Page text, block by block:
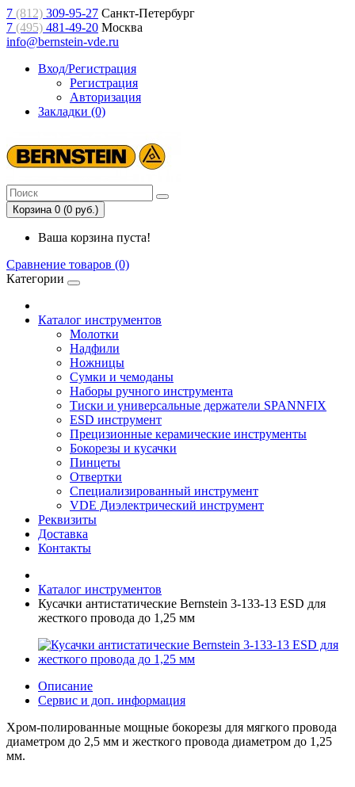
7 (812) 309-95-27 Санкт-Петербург
7 (495) 481-49-20 Москва
info@bernstein-vde.ru
Вход/Регистрация
Регистрация
Авторизация
Закладки (0)
Корзина 0 (0 руб.)
Ваша корзина пуста!
Сравнение товаров (0)
Категории
Каталог инструментов
Молотки
Надфили
Ножницы
Сумки и чемоданы
Наборы ручного инструмента
Тиски и универсальные держатели SPANNFIX
ESD инструмент
Прецизионные керамические инструменты
Бокорезы и кусачки
Пинцеты
Отвертки
Специализированный инструмент
VDE Диэлектрический инструмент
Реквизиты
Доставка
Контакты
Каталог инструментов
Кусачки антистатические Bernstein 3-133-13 ESD для
жесткого провода до 1,25 мм
Описание
Сервис и доп. информация
Хром-полированные мощные бокорезы для мягкого провода
диаметром до 2,5 мм и жесткого провода диаметром до 1,25
мм.